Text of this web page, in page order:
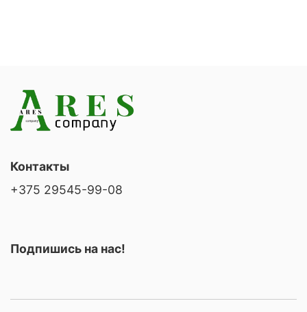
Контакты
+375 29545-99-08
Подпишись на нас!